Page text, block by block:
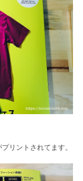
リントされてます。